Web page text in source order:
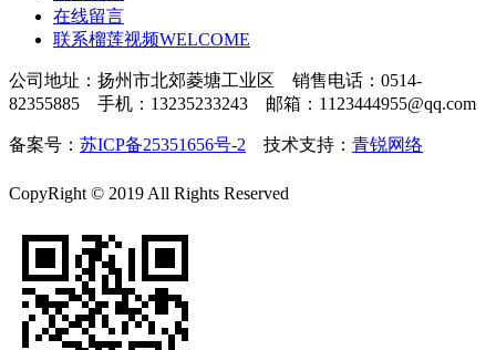
在线留言
联系榴莲视频WELCOME
公司地址：扬州市北郊菱塘工业区 销售电话：0514-
82355885 手机：13235233243 邮箱：1123444955@qq.com
备案号： 苏ICP备25351656号-2 技术支持： 青锐网络
CopyRight © 2019 All Rights Reserved